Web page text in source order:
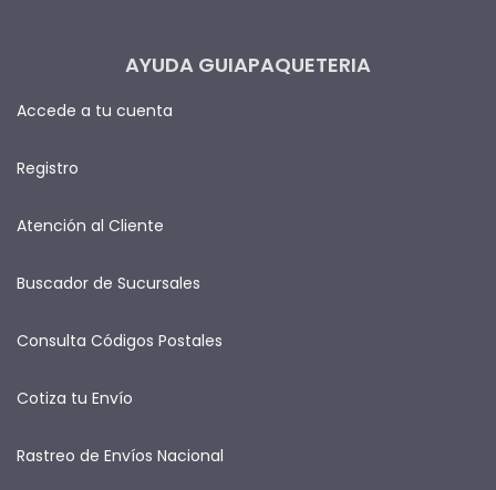
AYUDA GUIAPAQUETERIA
Accede a tu cuenta
Registro
Atención al Cliente
Buscador de Sucursales
Consulta Códigos Postales
Cotiza tu Envío
Rastreo de Envíos Nacional